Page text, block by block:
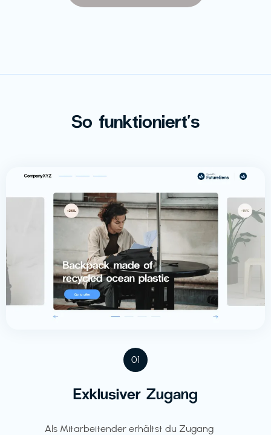
So funktioniert's
01
Exklusiver Zugang
Als Mitarbeitender erhältst du Zugang